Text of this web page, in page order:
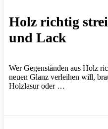
Holz richtig
und Lack
Wer Gegenständen aus Holz
neuen Glanz verleihen will,
Holzlasur oder …